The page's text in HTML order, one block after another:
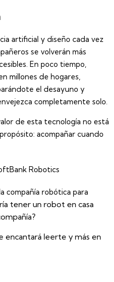
artificial y diseño cada vez
se volverán más
En poco tiempo,
millones de hogares,
el desayuno y
completamente solo.
de esta tecnología no está
acompañar cuando
compañía robótica para
tener un robot en casa
encantará leerte y más en